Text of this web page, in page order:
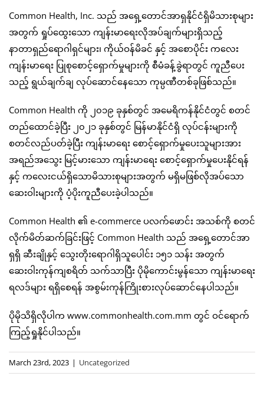
Common Health, Inc. သည် အရှေ့တောင်အာရှနိုင်ငံရှိမိသားစုများ
အတွက် ရှုပ်ထွေးသော ကျန်းမာရေးလိုအပ်ချက်များရှိသည့်
နာတာရှည်ရောဂါရှင်များ၊ ကိုယ်ဝန်မိခင် နှင့် အစောပိုင်း ကလေး
ကျန်းမာရေး ပြုစုစောင့်ရှောက်မှုများကို စီမံခန့်ခွဲရာတွင် ကူညီပေး
သည့် ရွယ်ချက်ချ လုပ်ဆောင်နေသော ကုမ္ပဏီတစ်ခုဖြစ်သည်။
Common Health ကို ၂၀၁၉ ခုနှစ်တွင် အမေရိကန်နိုင်ငံတွင် စတင်
တည်ထောင်ခဲ့ပြီး ၂၀၂၁ ခုနှစ်တွင် မြန်မာနိုင်ငံရှိ လုပ်ငန်းများကို
စတင်လည်ပတ်ခဲ့ပြီး ကျန်းမာရေး စောင့်ရှောက်မှုပေးသူများအား
အရည်အသွေး မြင့်မားသော ကျန်းမာရေး စောင့်ရှောက်မှုပေးနိုင်ရန်
နှင့် ကလေးငယ်ရှိသောမိသားစုများအတွက် မရှိမဖြစ်လိုအပ်သော
ဆေးဝါးများကို ပံ့ပိုးကူညီပေးခဲ့ပါသည်။
Common Health ၏ e-commerce ပလက်ဖောင်း အသစ်ကို စတင်
လိုက်မိတ်ဆက်ခြင်းဖြင့် Common Health သည် အရှေ့တောင်အာ
ရှရှိ ဆီးချိုနှင့် သွေးတိုးရောဂါရှိသူပေါင်း ၁၅၁ သန်း အတွက်
ဆေးဝါးကုန်ကျစရိတ် သက်သာပြီး ပိုမိုကောင်းမွန်သော ကျန်းမာရေး
ရလဒ်များ ရရှိစေရန် အစွမ်းကုန်ကြိုးစားလုပ်ဆောင်နေပါသည်။
ပိုမိုသိရှိလိုပါက www.commonhealth.com.mm တွင် ဝင်ရောက်
ကြည့်ရှုနိုင်ပါသည်။
March 23rd, 2023 | Uncategorized